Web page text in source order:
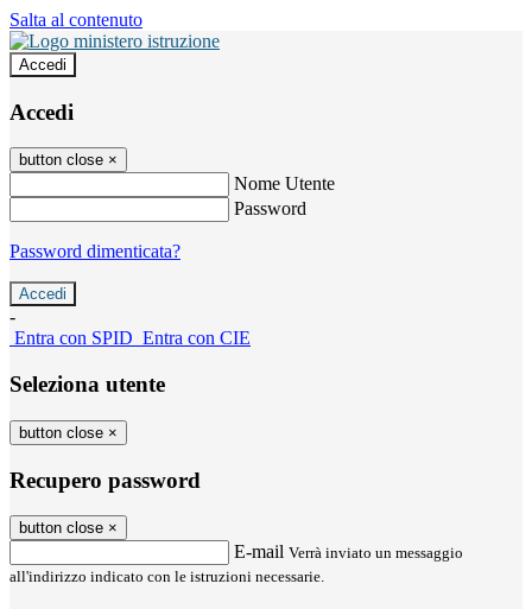
Salta al contenuto
Accedi
Accedi
button close ×
Nome Utente
Password
Password dimenticata?
-
Entra con SPID Entra con CIE
Seleziona utente
button close ×
Recupero password
button close ×
E-mail Verrà inviato un messaggio
all'indirizzo indicato con le istruzioni necessarie.